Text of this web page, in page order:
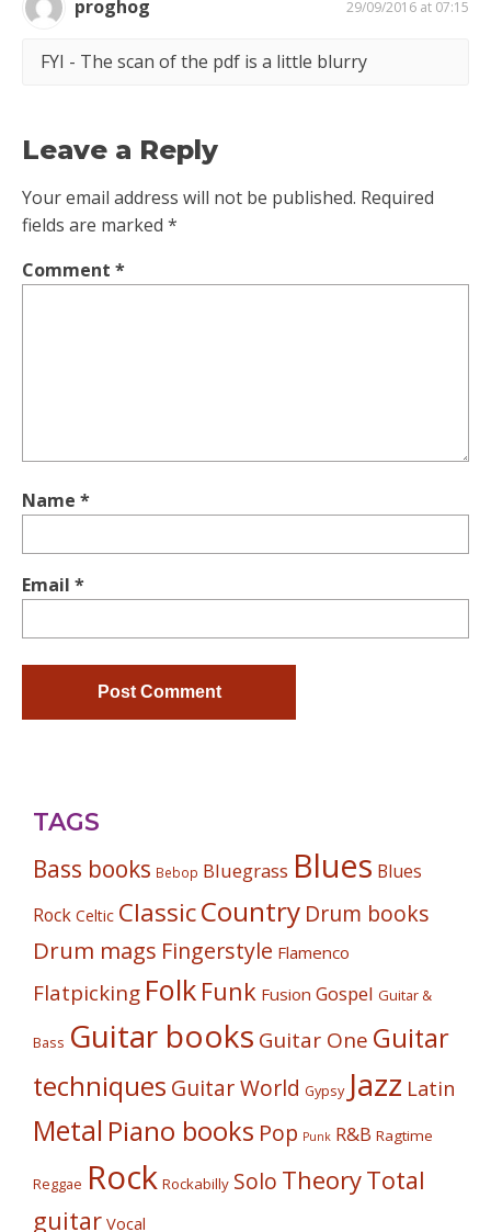
proghog 29/09/2016 at 07:15
FYI - The scan of the pdf is a little blurry
Leave a Reply
Your email address will not be published. Required
fields are marked *
Comment *
Name *
Email *
TAGS
Bass books Bebop Bluegrass Blues Blues
Rock Celtic ClassicCountry Drum books
Drum mags Fingerstyle Flamenco
Flatpicking Folk Funk Fusion Gospel Guitar &
Bass Guitar books Guitar One Guitar
techniques Guitar World Gypsy Jazz Latin
Metal Piano books Pop Punk R&B Ragtime
Reggae Rock Rockabilly Solo TheoryTotal
guitar Vocal